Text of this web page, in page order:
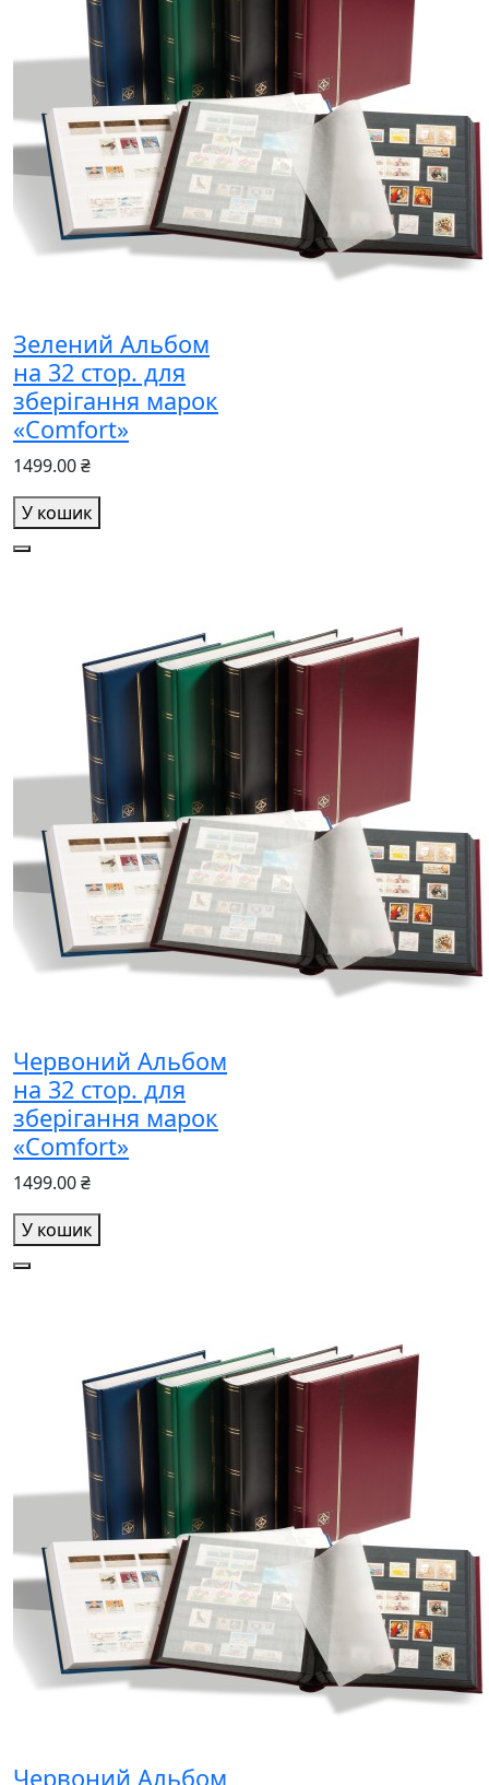
Зелений Альбом
на 32 стор. для
зберігання марок
«Comfort»
1499.00 ₴
У кошик
Червоний Альбом
на 32 стор. для
зберігання марок
«Comfort»
1499.00 ₴
У кошик
Червоний Альбом